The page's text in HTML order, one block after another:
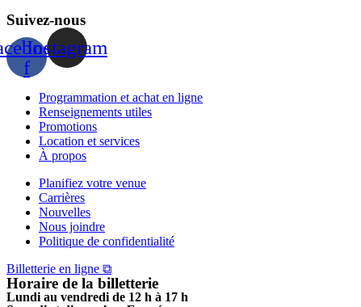
Suivez-nous
f
Instagram
Programmation et achat en ligne
Renseignements utiles
Promotions
Location et services
À propos
Planifiez votre venue
Carrières
Nouvelles
Nous joindre
Politique de confidentialité
Billetterie en ligne ⧉
Horaire de la billetterie
Lundi au vendredi de 12 h à 17 h